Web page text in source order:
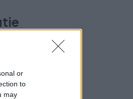
or
to
may